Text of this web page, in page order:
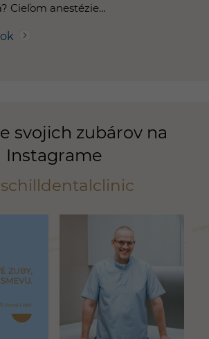
Cieľom anestézie…
svojich zubárov na
Instagrame
schilldentalclinic